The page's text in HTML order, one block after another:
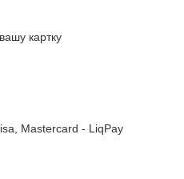
картку
Mastercard - LiqPay